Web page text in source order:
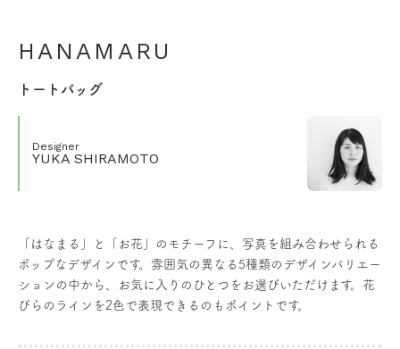
HANAMARU
トートバッグ
Designer
YUKA SHIRAMOTO
「はなまる」と「お花」のモチーフに、写真を組み合わせられる
ポップなデザインです。雰囲気の異なる5種類のデザインバリエー
ションの中から、お気に入りのひとつをお選びいただけます。花
びらのラインを2色で表現できるのもポイントです。